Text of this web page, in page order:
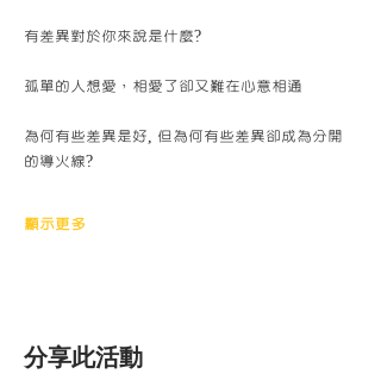
有差異對於你來說是什麼?
孤單的人想愛，相愛了卻又難在心意相通
為何有些差異是好, 但為何有些差異卻成為分開
的導火線?
顯示更多
分享此活動